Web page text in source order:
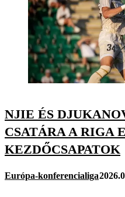
NJIE ÉS
CSATÁRA A RIGA
KEZDŐCSAPATOK
Európa-konferencialiga